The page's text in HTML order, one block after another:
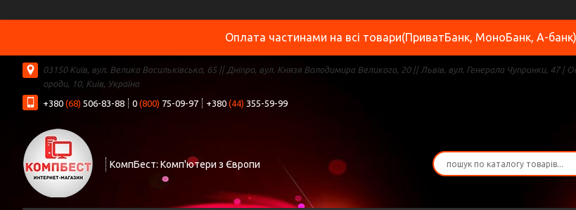
Оплата частинами на всі товари(ПриватБанк, МоноБанк, А-банк)
03150 Київ, вул. Велика Васильківська, 65 || Дніпро, вул. Князя Володимира Великого, 20 || Львів, вул. Генерала Чупринки, 47 |
ороди, 10, Київ, Україна
+380 (68) 506-83-88 0 (800) 75-09-97 +380 (44) 355-59-99
КомпБест: Комп'ютери з Європи